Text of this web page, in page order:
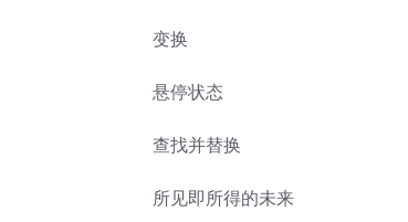
变换
悬停状态
查找并替换
所见即所得的未来